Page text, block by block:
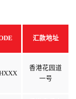
汇款地址
香港花园道
一号